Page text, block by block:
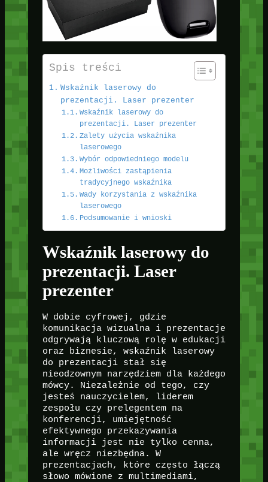
Spis treści
Wskaźnik laserowy do
prezentacji. Laser prezenter
Wskaźnik laserowy do
prezentacji. Laser prezenter
Zalety użycia wskaźnika
laserowego
Wybór odpowiedniego modelu
Możliwości zastąpienia
tradycyjnego wskaźnika
Wady korzystania z wskaźnika
laserowego
Podsumowanie i wnioski
Wskaźnik laserowy do
prezentacji. Laser
prezenter
W dobie cyfrowej, gdzie
komunikacja wizualna i prezentacje
odgrywają kluczową rolę w edukacji
oraz biznesie, wskaźnik laserowy
do prezentacji stał się
nieodzownym narzędziem dla każdego
mówcy. Niezależnie od tego, czy
jesteś nauczycielem, liderem
zespołu czy prelegentem na
konferencji, umiejętność
efektywnego przekazywania
informacji jest nie tylko cenna,
ale wręcz niezbędna. W
prezentacjach, które często łączą
słowo mówione z multimediami,